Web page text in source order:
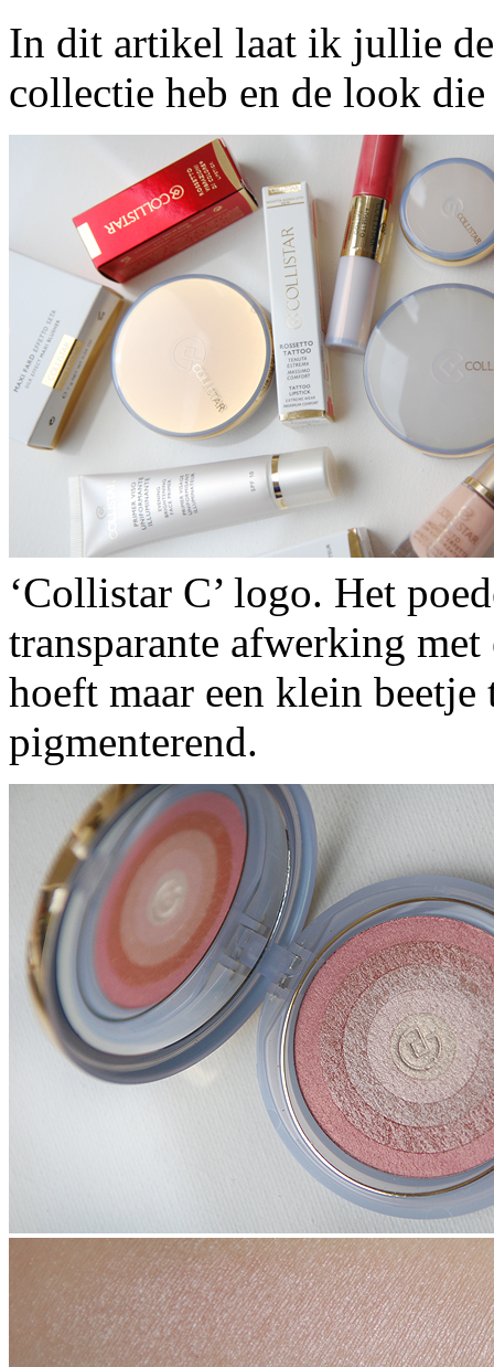
In dit artikel laat ik jullie
collectie heb en de look
‘Collistar C’ logo. Het
transparante afwerking
hoeft maar een klein
pigmenterend.